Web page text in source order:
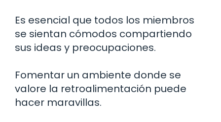
Es esencial que todos los miembros
se sientan cómodos compartiendo
sus ideas y preocupaciones.
Fomentar un ambiente donde se
valore la retroalimentación puede
hacer maravillas.